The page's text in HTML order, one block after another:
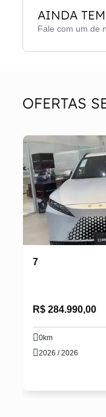
Direção elétrica
AINDA
Fale com um de
OFERTAS
7
R$ 284.990,00
0km
2026 / 2026